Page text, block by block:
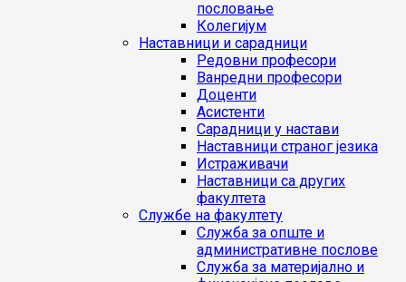
пословање
Колегијум
Наставници и сарадници
Редовни професори
Ванредни професори
Доценти
Асистенти
Сарадници у настави
Наставници страног језика
Истраживачи
Наставници са других
факултета
Службе на факултету
Служба за опште и
административне послове
Служба за материјално и